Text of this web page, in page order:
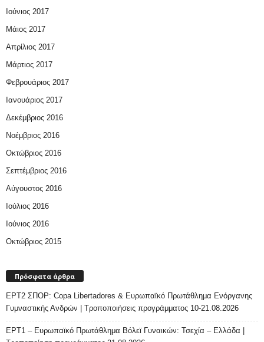
Ιούνιος 2017
Μάιος 2017
Απρίλιος 2017
Μάρτιος 2017
Φεβρουάριος 2017
Ιανουάριος 2017
Δεκέμβριος 2016
Νοέμβριος 2016
Οκτώβριος 2016
Σεπτέμβριος 2016
Αύγουστος 2016
Ιούλιος 2016
Ιούνιος 2016
Οκτώβριος 2015
Πρόσφατα άρθρα
ΕΡΤ2 ΣΠΟΡ: Copa Libertadores & Ευρωπαϊκό Πρωτάθλημα Ενόργανης
Γυμναστικής Ανδρών | Τροποποιήσεις προγράμματος 10-21.08.2026
ΕΡΤ1 – Ευρωπαϊκό Πρωτάθλημα Βόλεϊ Γυναικών: Τσεχία – Ελλάδα |